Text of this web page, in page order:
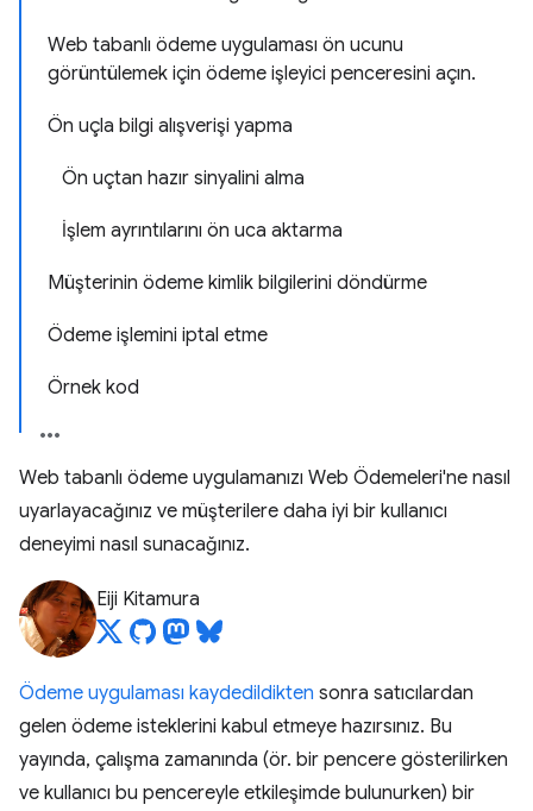
Web tabanlı ödeme uygulaması ön ucunu
görüntülemek için ödeme işleyici penceresini açın.
Ön uçla bilgi alışverişi yapma
Ön uçtan hazır sinyalini alma
İşlem ayrıntılarını ön uca aktarma
Müşterinin ödeme kimlik bilgilerini döndürme
Ödeme işlemini iptal etme
Örnek kod
Web tabanlı ödeme uygulamanızı Web Ödemeleri'ne nasıl
uyarlayacağınız ve müşterilere daha iyi bir kullanıcı
deneyimi nasıl sunacağınız.
Eiji Kitamura
Ödeme uygulaması kaydedildikten sonra satıcılardan
gelen ödeme isteklerini kabul etmeye hazırsınız. Bu
yayında, çalışma zamanında (ör. bir pencere gösterilirken
ve kullanıcı bu pencereyle etkileşimde bulunurken) bir